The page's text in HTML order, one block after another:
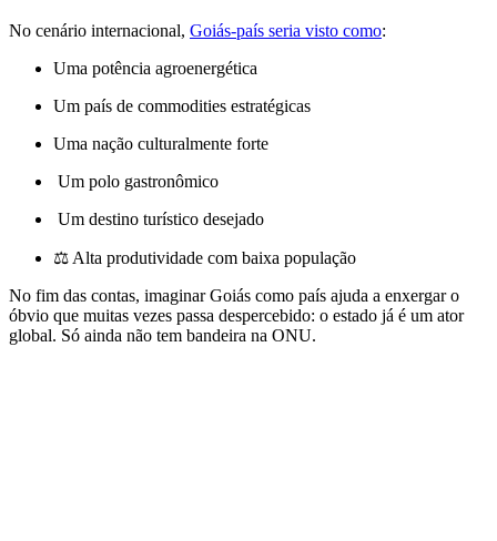
No cenário internacional, Goiás-país seria visto como:
Uma potência agroenergética
Um país de commodities estratégicas
Uma nação culturalmente forte
️ Um polo gastronômico
️ Um destino turístico desejado
⚖️ Alta produtividade com baixa população
No fim das contas, imaginar Goiás como país ajuda a enxergar o
óbvio que muitas vezes passa despercebido: o estado já é um ator
global. Só ainda não tem bandeira na ONU.